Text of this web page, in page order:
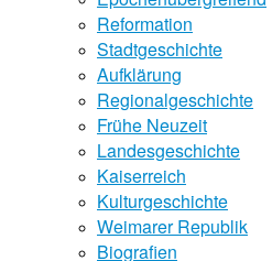
Reformation
Stadtgeschichte
Aufklärung
Regionalgeschichte
Frühe Neuzeit
Landesgeschichte
Kaiserreich
Kulturgeschichte
Weimarer Republik
Biografien